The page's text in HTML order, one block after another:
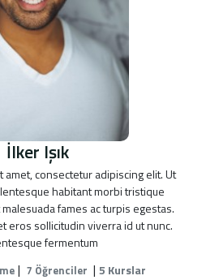
İlker Işık
consectetur adipiscing elit. Ut
habitant morbi tristique
fames ac turpis egestas.
eros sollicitudin viverra id ut nunc.
fermentum
| 7 Öğrenciler | 5 Kurslar